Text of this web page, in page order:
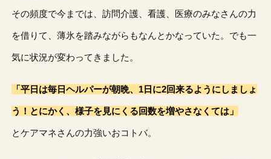
その頻度で今までは、訪問介護、看護、医療のみなさんの力
を借りて、薄氷を踏みながらもなんとかなっていた。でも一
気に状況が変わってきました。
「平日は毎日ヘルパーが朝晩、1日に2回来るようにしましょ
う！とにかく、様子を見にくる回数を増やさなくては」
とケアマネさんの力強いおコトバ。